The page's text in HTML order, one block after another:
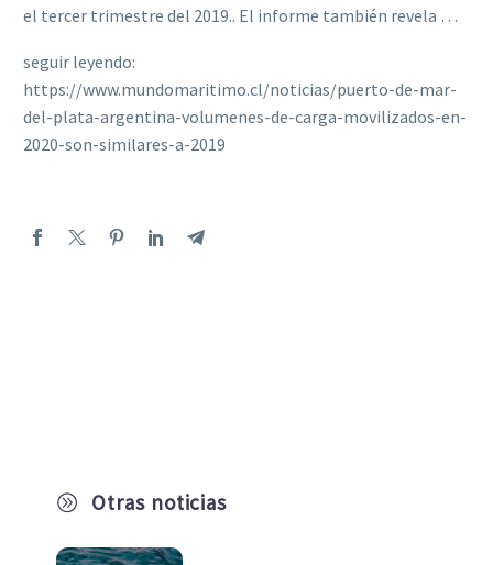
A Otras noticias
el tercer trimestre del 2019.. El informe también revela …
seguir leyendo:
https://www.mundomaritimo.cl/noticias/puerto-de-mar-
del-plata-argentina-volumenes-de-carga-movilizados-en-
2020-son-similares-a-2019